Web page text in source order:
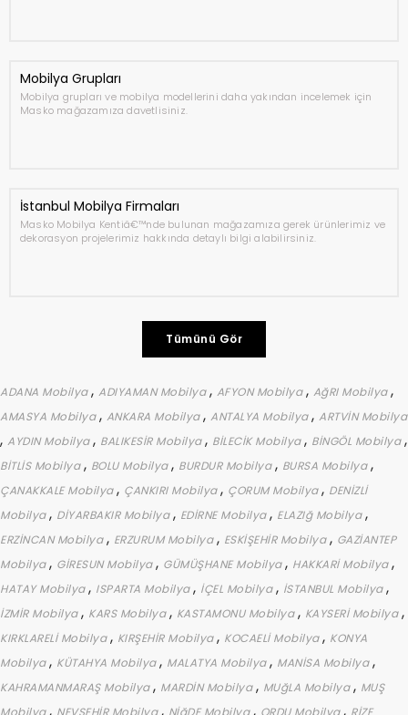
Mobilya Grupları
Mobilya grupları ve mobilya modellerini daha yakından incelemek için
Masko mağazamıza davetlisiniz.
İstanbul Mobilya Firmaları
Masko Mobilya Kentiâ€™nde bulunan mağazamıza gerek ürünlerimiz ve
dekorasyon projelerimiz hakkında detaylı bilgi alabilirsiniz.
Tümünü Gör
ADANA Mobilya, ADIYAMAN Mobilya, AFYON Mobilya, AğRI Mobilya,
AMASYA Mobilya, ANKARA Mobilya, ANTALYA Mobilya, ARTVİN Mobilya
, AYDIN Mobilya, BALIKESİR Mobilya, BİLECİK Mobilya, BİNGÖL Mobilya,
BİTLİS Mobilya, BOLU Mobilya, BURDUR Mobilya, BURSA Mobilya,
ÇANAKKALE Mobilya, ÇANKIRI Mobilya, ÇORUM Mobilya, DENİZLİ
Mobilya, DİYARBAKIR Mobilya, EDİRNE Mobilya, ELAZIğ Mobilya,
ERZİNCAN Mobilya, ERZURUM Mobilya, ESKİŞEHİR Mobilya, GAZİANTEP
Mobilya, GİRESUN Mobilya, GÜMÜŞHANE Mobilya, HAKKARİ Mobilya,
HATAY Mobilya, ISPARTA Mobilya, İÇEL Mobilya, İSTANBUL Mobilya,
İZMİR Mobilya, KARS Mobilya, KASTAMONU Mobilya, KAYSERİ Mobilya,
KIRKLARELİ Mobilya, KIRŞEHİR Mobilya, KOCAELİ Mobilya, KONYA
Mobilya, KÜTAHYA Mobilya, MALATYA Mobilya, MANİSA Mobilya,
KAHRAMANMARAŞ Mobilya, MARDİN Mobilya, MUğLA Mobilya, MUŞ
Mobilya, NEVŞEHİR Mobilya, NİğDE Mobilya, ORDU Mobilya, RİZE